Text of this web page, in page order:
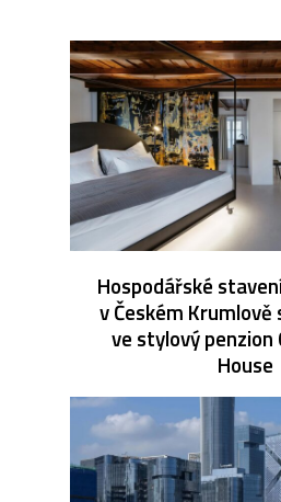
Hospodářské
v Českém
ve stylový penzion
House